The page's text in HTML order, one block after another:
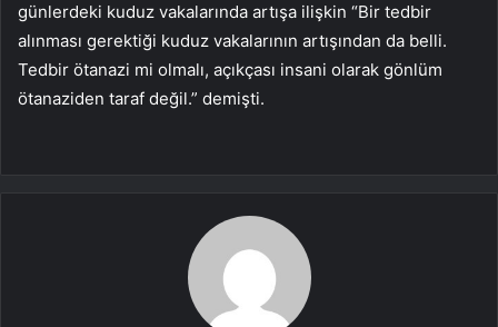
günlerdeki kuduz vakalarında artışa ilişkin “Bir tedbir
alınması gerektiği kuduz vakalarının artışından da belli.
Tedbir ötanazi mi olmalı, açıkçası insani olarak gönlüm
ötanaziden taraf değil.” demişti.